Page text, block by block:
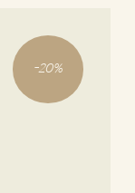
-20%